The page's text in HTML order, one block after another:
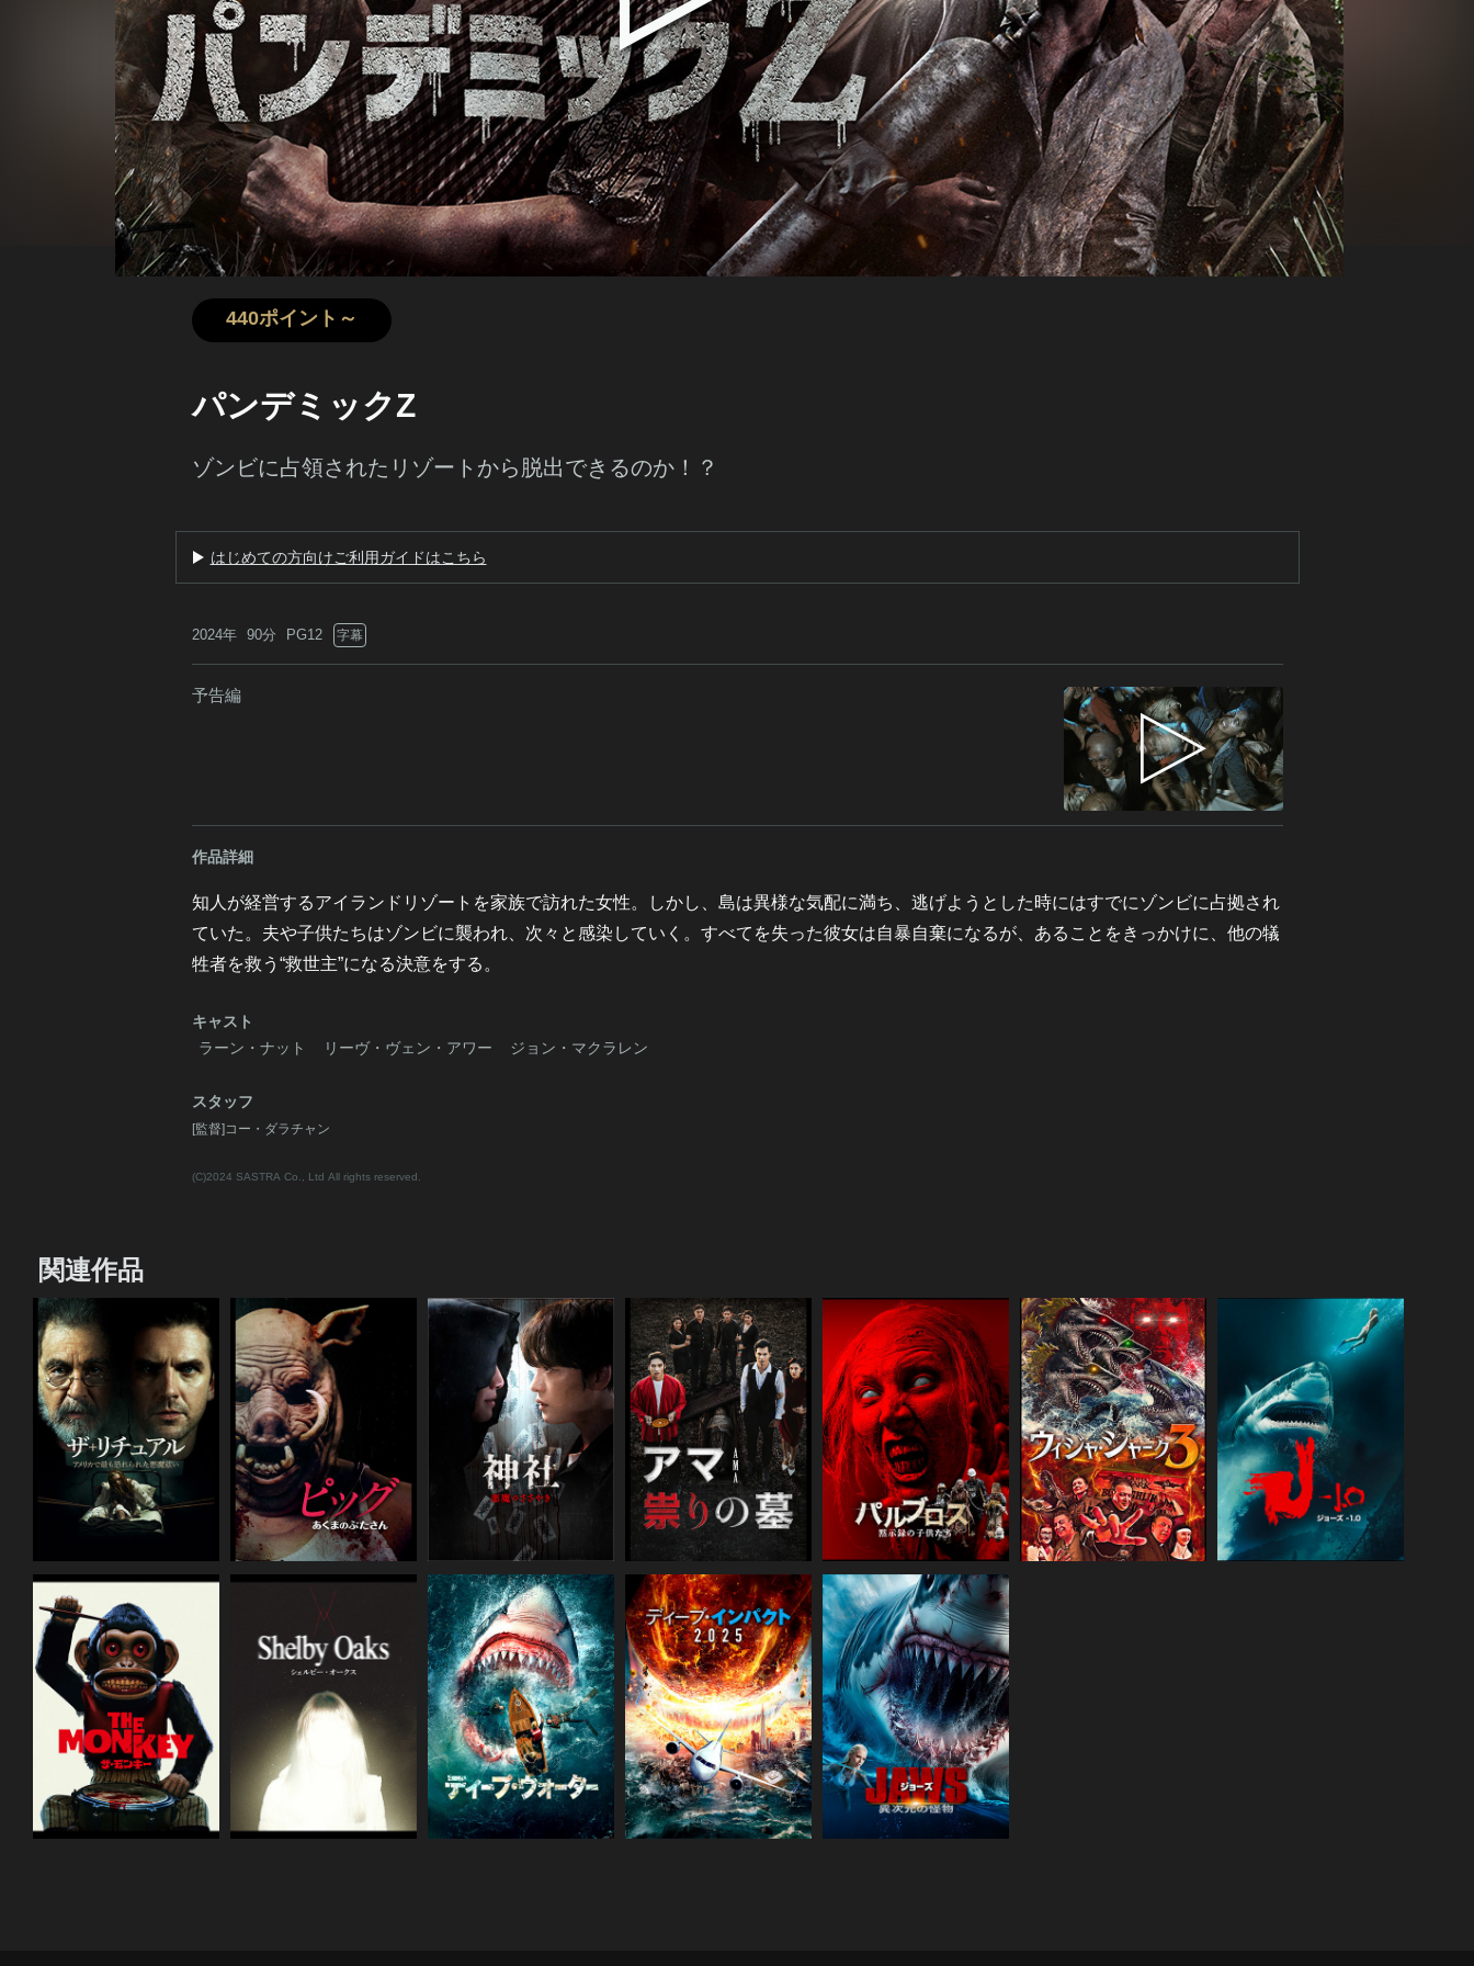
440ポイント～
パンデミックZ
ゾンビに占領されたリゾートから脱出できるのか！？
はじめての方向けご利用ガイドはこちら
2024年 90分 PG12 字幕
予告編
作品詳細
知人が経営するアイランドリゾートを家族で訪れた女性。しかし、島は異様な気配に満ち、逃げようとした時にはすでにゾンビに占拠され
ていた。夫や子供たちはゾンビに襲われ、次々と感染していく。すべてを失った彼女は自暴自棄になるが、あることをきっかけに、他の犠
牲者を救う“救世主”になる決意をする。
キャスト
ラーン・ナット
リーヴ・ヴェン・アワー ジョン・マクラレン
スタッフ
[監督]コー・ダラチャン
(C)2024 SASTRA Co., Ltd All rights reserved.
関連作品